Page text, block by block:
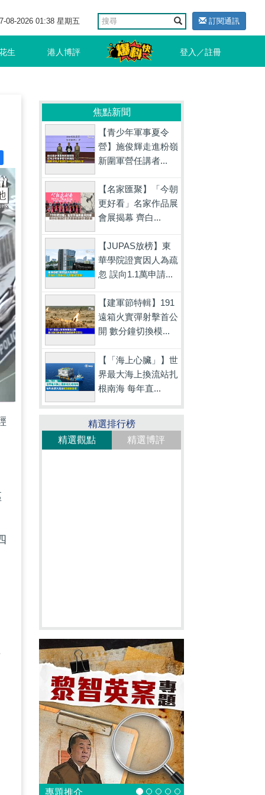
08-2026 01:38 星期五 訂閱通訊
生 港人博評 登入／註冊
焦點新聞
【青少年軍事夏令
營】施俊輝走進粉嶺
新圍軍營任講者...
【名家匯聚】「今朝
更好看」名家作品展
會展揭幕 齊白...
【JUPAS放榜】東
華學院證實因人為疏
忽 誤向1.1萬申請...
【建軍節特輯】191
遠箱火實彈射擊首公
開 數分鐘切換模...
【「海上心臟」】世
界最大海上換流站扎
根南海 每年直...
精選排行榜
精選觀點
精選博評
專題推介